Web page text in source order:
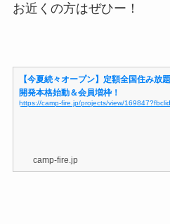
お近くの方はぜひー！
【今夏続々オープン】定額全国住み放
開発本格始動＆会員増枠！
camp-fire.jp